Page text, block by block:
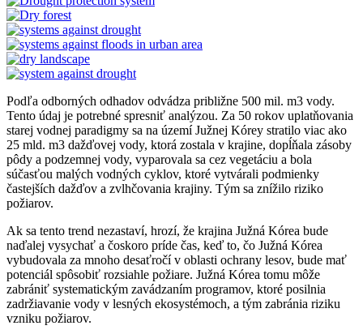
Podľa odborných odhadov odvádza približne 500 mil. m3 vody.
Tento údaj je potrebné spresniť analýzou. Za 50 rokov uplatňovania
starej vodnej paradigmy sa na území Južnej Kórey stratilo viac ako
25 mld. m3 dažďovej vody, ktorá zostala v krajine, dopĺňala zásoby
pôdy a podzemnej vody, vyparovala sa cez vegetáciu a bola
súčasťou malých vodných cyklov, ktoré vytvárali podmienky
častejších dažďov a zvlhčovania krajiny. Tým sa znížilo riziko
požiarov.
Ak sa tento trend nezastaví, hrozí, že krajina Južná Kórea bude
naďalej vysychať a čoskoro príde čas, keď to, čo Južná Kórea
vybudovala za mnoho desaťročí v oblasti ochrany lesov, bude mať
potenciál spôsobiť rozsiahle požiare. Južná Kórea tomu môže
zabrániť systematickým zavádzaním programov, ktoré posilnia
zadržiavanie vody v lesných ekosystémoch, a tým zabránia riziku
vzniku požiarov.